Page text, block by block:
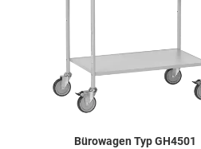
Bürowagen Typ GH4501